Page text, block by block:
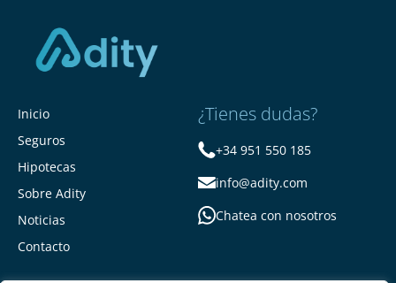
Inicio
Seguros
Hipotecas
Sobre Adity
Noticias
Contacto
¿Tienes dudas?
+34 951 550 185
info@adity.com
Chatea con nosotros